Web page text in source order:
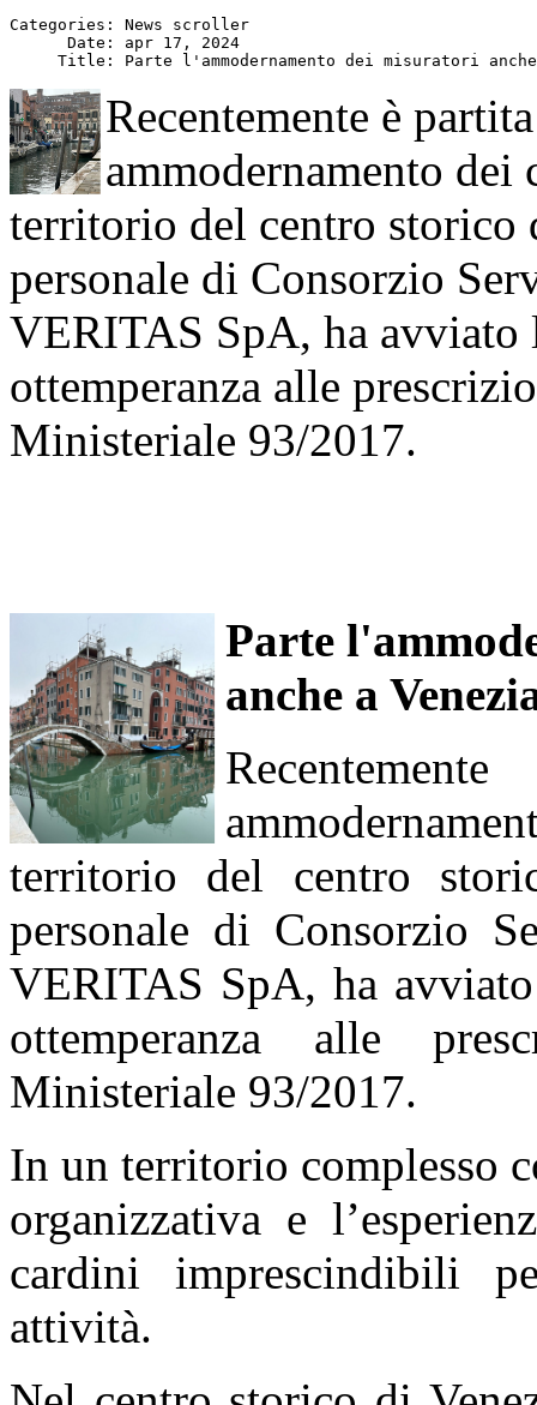
Categories: News scroller
      Date: apr 17, 2024
Recentemente è
ammodernamento
territorio del centro storico
personale di Consorzio
VERITAS SpA, ha
ottemperanza alle
Ministeriale 93/2017.
Parte
anche a
territorio del centro
personale di Consorzio
VERITAS SpA, ha
ottemperanza alle
Ministeriale 93/2017.
In un territorio complesso
organizzativa e
cardini imprescindibili
attività.